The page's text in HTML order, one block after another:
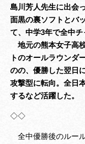
島川芳人先生に出会
面黒の裏ソフトとバ
て、中学3年で全中チ
地元の熊本女子高
トのオールラウンダ
のの、優勝した翌日
攻撃型に転向。全日
するなど活躍した。
◇◇
全中優勝後のルー